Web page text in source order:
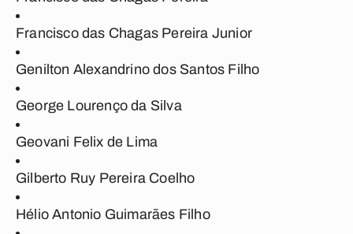
Francisco das Chagas Pereira Junior
Genilton Alexandrino dos Santos Filho
George Lourenço da Silva
Geovani Felix de Lima
Gilberto Ruy Pereira Coelho
Hélio Antonio Guimarães Filho